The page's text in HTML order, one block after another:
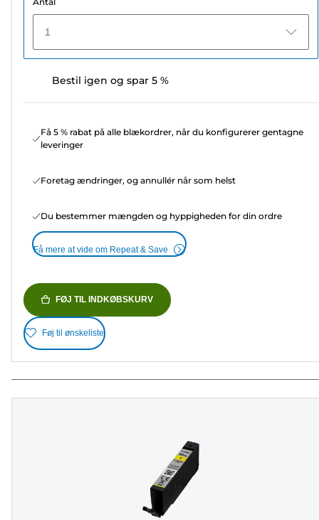
1
Bestil igen og spar 5 %
Få 5 % rabat på alle blækordrer, når du konfigurerer gentagne
leveringer
Foretag ændringer, og annullér når som helst
Du bestemmer mængden og hyppigheden for din ordre
Få mere at vide om Repeat & Save
FØJ TIL INDKØBSKURV
Føj til ønskeliste